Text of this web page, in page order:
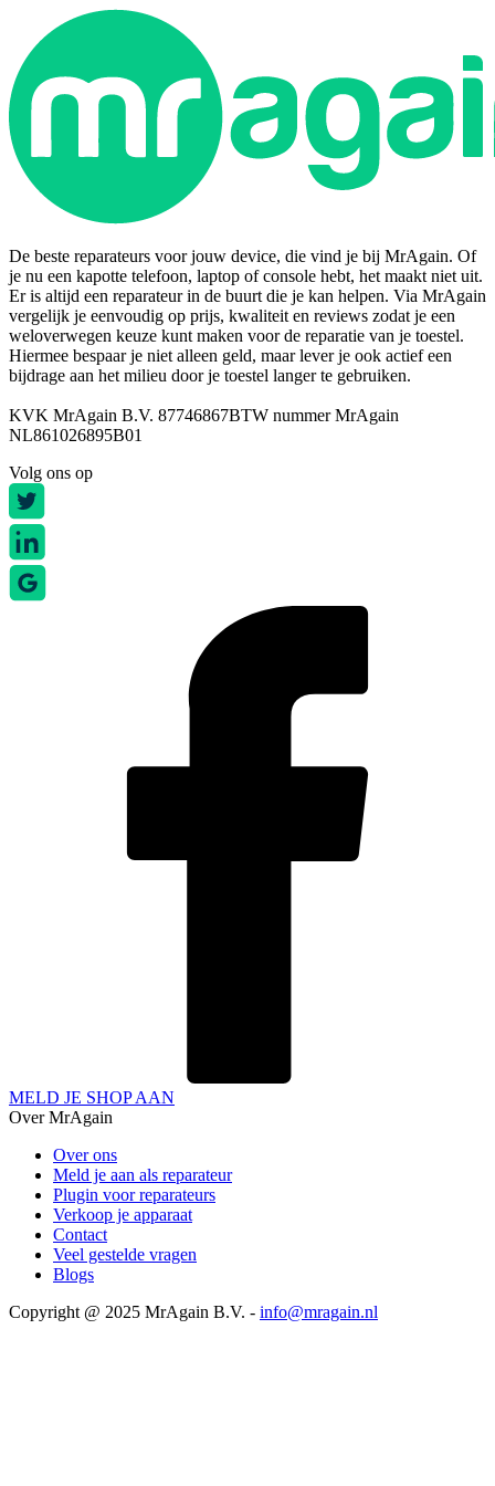
De beste reparateurs voor jouw device, die vind je bij MrAgain. Of
je nu een kapotte telefoon, laptop of console hebt, het maakt niet uit.
Er is altijd een reparateur in de buurt die je kan helpen. Via MrAgain
vergelijk je eenvoudig op prijs, kwaliteit en reviews zodat je een
weloverwegen keuze kunt maken voor de reparatie van je toestel.
Hiermee bespaar je niet alleen geld, maar lever je ook actief een
bijdrage aan het milieu door je toestel langer te gebruiken.
KVK MrAgain B.V. 87746867BTW nummer MrAgain
NL861026895B01
Volg ons op
MELD JE SHOP AAN
Over MrAgain
Over ons
Meld je aan als reparateur
Plugin voor reparateurs
Verkoop je apparaat
Contact
Veel gestelde vragen
Blogs
Copyright @ 2025 MrAgain B.V. - info@mragain.nl